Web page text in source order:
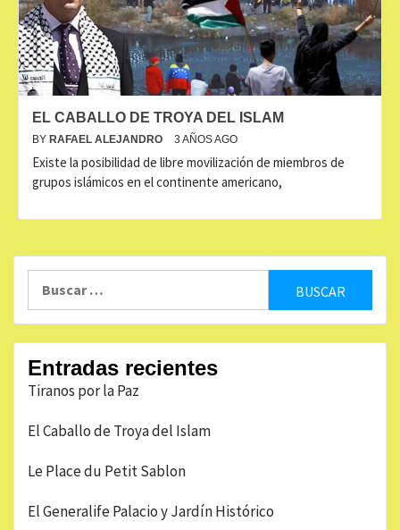
EL CABALLO DE TROYA DEL ISLAM
BY RAFAEL ALEJANDRO 3 AÑOS AGO
Existe la posibilidad de libre movilización de miembros de
grupos islámicos en el continente americano,
Entradas recientes
Tiranos por la Paz
El Caballo de Troya del Islam
Le Place du Petit Sablon
El Generalife Palacio y Jardín Histórico